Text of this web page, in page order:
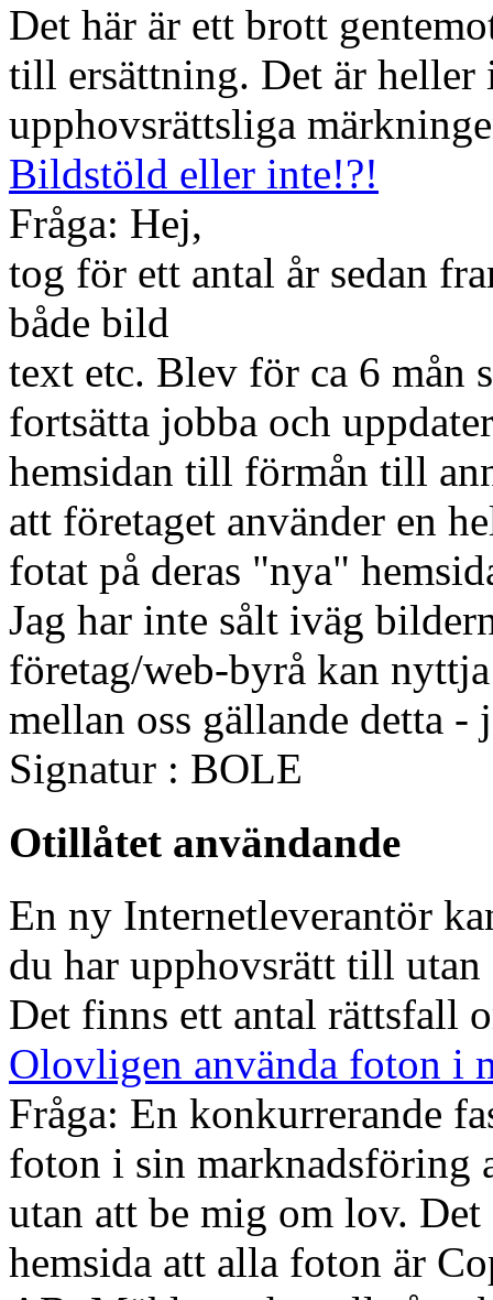
Det här är ett brott
till ersättning. Det är heller
upphovsrättsliga
Bildstöld eller inte!?!
Fråga: Hej,
tog för ett antal år sedan
både bild
text etc. Blev för ca 6 mån
fortsätta jobba och
hemsidan till förmån till
att företaget använder en
fotat på deras "nya"
Jag har inte sålt iväg
företag/web-byrå kan
mellan oss gällande detta -
Signatur : BOLE
Otillåtet användande
En ny Internetleverantör
du har upphovsrätt till
Det finns ett antal rättsfall
Olovligen använda foton i
Fråga: En konkurrerande
foton i sin marknadsföring
utan att be mig om lov.
hemsida att alla foton är